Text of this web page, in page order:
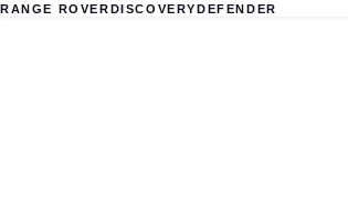
RANGE ROVERDISCOVERYDEFENDER